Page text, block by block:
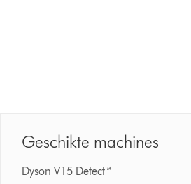
Geschikte machines
Dyson V15 Detect™